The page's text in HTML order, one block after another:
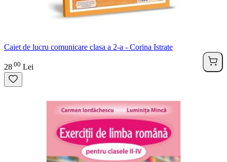
Caiet de lucru comunicare clasa a 2-a - Corina Istrate
28 00 Lei